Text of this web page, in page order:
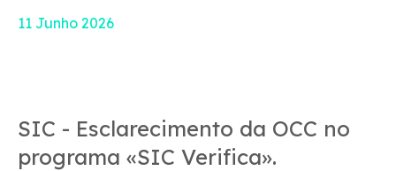
11 Junho 2026
SIC - Esclarecimento da OCC no
programa «SIC Verifica».